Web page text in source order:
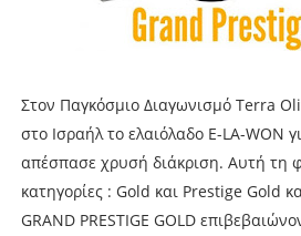
Στον Παγκόσμιο Διαγωνισμό Terra
στο Ισραήλ το ελαιόλαδο E-LA-WON
απέσπασε χρυσή διάκριση. Αυτή τη
κατηγορίες : Gold και Prestige Gold
GRAND PRESTIGE GOLD